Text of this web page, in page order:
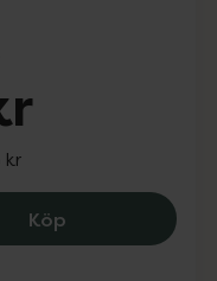
kr
KöpElit Nutrition L